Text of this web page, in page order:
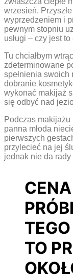
wrzesień.
wyprzedzeniem i
pewnym stopniu
usługi – czy jest
Tu chciałbym
zdeterminowane
spełnienia swoich
dobranie
wykonać makijaż
się odbyć nad
Podczas makijażu
panna młoda
pierwszych
przylecieć na jej
jednak nie da rady
TO